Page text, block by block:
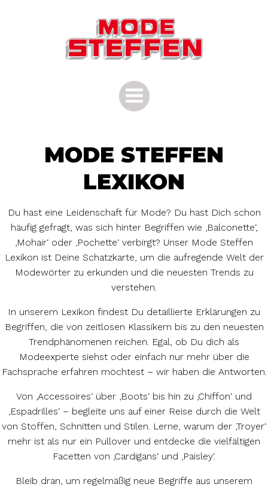
Inhalt
springen
MODE STEFFEN
LEXIKON
Du hast eine Leidenschaft für Mode? Du hast Dich schon
häufig gefragt, was sich hinter Begriffen wie ‚Balconette‘,
‚Mohair‘ oder ‚Pochette‘ verbirgt? Unser Mode Steffen
Lexikon ist Deine Schatzkarte, um die aufregende Welt der
Modewörter zu erkunden und die neuesten Trends zu
verstehen.
In unserem Lexikon findest Du detaillierte Erklärungen zu
Begriffen, die von zeitlosen Klassikern bis zu den neuesten
Trendphänomenen reichen. Egal, ob Du dich als
Modeexperte siehst oder einfach nur mehr über die
Fachsprache erfahren möchtest – wir haben die Antworten.
Von ‚Accessoires‘ über ‚Boots‘ bis hin zu ‚Chiffon‘ und
‚Espadrilles‘ – begleite uns auf einer Reise durch die Welt
von Stoffen, Schnitten und Stilen. Lerne, warum der ‚Troyer‘
mehr ist als nur ein Pullover und entdecke die vielfältigen
Facetten von ‚Cardigans‘ und ‚Paisley‘.
Bleib dran, um regelmäßig neue Begriffe aus unserem